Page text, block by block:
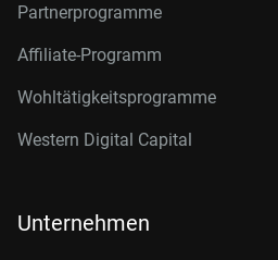
Partnerprogramme
Affiliate-Programm
Wohltätigkeitsprogramme
Western Digital Capital
Unternehmen